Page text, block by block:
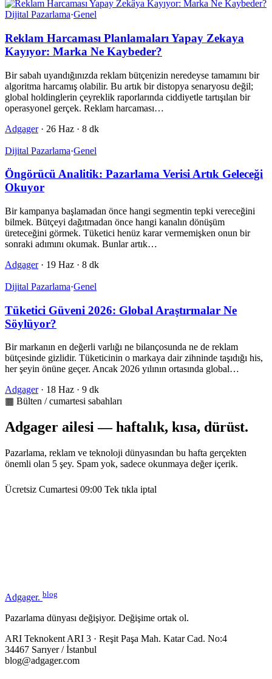
Dijital Pazarlama·Genel
Reklam Harcaması Planlamaları Yapay Zekaya
Kayıyor: Marka Ne Kaybeder?
Bir sabah uyandığınızda reklam bütçenizin neredeyse tamamını bir
algoritma harcamış olabilir. Bu artık bir distopya senaryosu değil;
global holdinglerin çeyreklik raporlarında ciddiyetle tartışılan bir
operasyonel gerçek. Reklam harcaması…
Adgager · 26 Haz · 8 dk
Dijital Pazarlama·Genel
Öngörücü Analitik: Pazarlama Verisi Artık Geleceği
Okuyor
Bir kampanya başlamadan önce hangi segmentin tepki vereceğini
bilmek. Bütçeyi dağıtmadan önce hangi kanalın dönüşüm
üreteceğini görmek. Tüketici henüz karar vermemişken onun bir
sonraki adımını okumak. Bunlar artık…
Adgager · 19 Haz · 8 dk
Dijital Pazarlama·Genel
Tüketici Güveni 2026: Global Araştırmalar Ne
Söylüyor?
Bir markanın en değerli varlığı ne bilançosunda ne de reklam
bütçesinde gizlidir. Tüketicinin o markaya dair zihninde taşıdığı his,
her şeyin önüne geçer. Ancak 2026 yılının ortasında global…
Adgager · 18 Haz · 9 dk
▦ Bülten / cumartesi sabahları
Adgager ailesi — haftalık, kısa, dürüst.
Pazarlama, reklam ve teknoloji dünyasından bu hafta gerçekten
önemli olan 5 şey. Spam yok, sadece okunmaya değer içerik.
Ücretsiz Cumartesi 09:00 Tek tıkla iptal
Adgager. blog
Pazarlama dünyası değişiyor. Değişime ortak ol.
ARI Teknokent ARI 3 · Reşit Paşa Mah. Katar Cad. No:4
34467 Sarıyer / İstanbul
blog@adgager.com